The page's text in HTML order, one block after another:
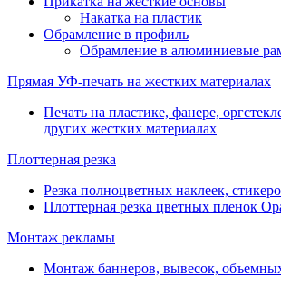
Накатка на пластик
Обрамление в профиль
Обрамление в алюминиевые
Прямая УФ-печать на жестких материалах
Печать на пластике, фанере,
других жестких материалах
Плоттерная резка
Резка полноцветных наклеек,
Плоттерная резка цветных пленок
Монтаж рекламы
Монтаж баннеров, вывесок,